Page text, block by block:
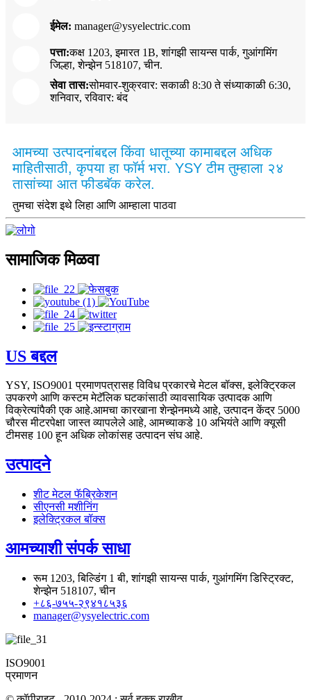
ईमेल: manager@ysyelectric.com
पत्ता:कक्ष 1203, इमारत 1B, शांगझी सायन्स पार्क, गुआंगमिंग
जिल्हा, शेन्झेन 518107, चीन.
सेवा तास:सोमवार-शुक्रवार: सकाळी 8:30 ते संध्याकाळी 6:30,
शनिवार, रविवार: बंद
आमच्या उत्पादनांबद्दल किंवा धातूच्या कामाबद्दल अधिक
माहितीसाठी, कृपया हा फॉर्म भरा. YSY टीम तुम्हाला २४
तासांच्या आत फीडबॅक करेल.
तुमचा संदेश इथे लिहा आणि आम्हाला पाठवा
सामाजिक मिळवा
US बद्दल
YSY, ISO9001 प्रमाणपत्रासह विविध प्रकारचे मेटल बॉक्स, इलेक्ट्रिकल
उपकरणे आणि कस्टम मेटॅलिक घटकांसाठी व्यावसायिक उत्पादक आणि
विक्रेत्यांपैकी एक आहे.आमचा कारखाना शेन्झेनमध्ये आहे, उत्पादन केंद्र 5000
चौरस मीटरपेक्षा जास्त व्यापलेले आहे, आमच्याकडे 10 अभियंते आणि क्यूसी
टीमसह 100 हून अधिक लोकांसह उत्पादन संघ आहे.
उत्पादने
शीट मेटल फॅब्रिकेशन
सीएनसी मशीनिंग
इलेक्ट्रिकल बॉक्स
आमच्याशी संपर्क साधा
रूम 1203, बिल्डिंग 1 बी, शांगझी सायन्स पार्क, गुआंगमिंग डिस्ट्रिक्ट,
शेन्झेन 518107, चीन
+८६-७५५-२९४१८५३६
manager@ysyelectric.com
ISO9001
प्रमाणन